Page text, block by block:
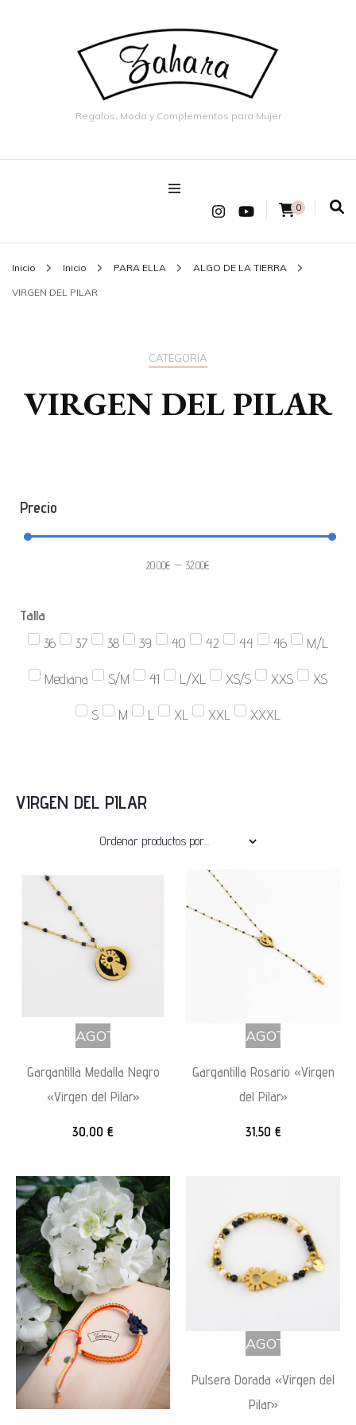
Regalos, Moda y Complementos para Mujer
0
Inicio Inicio PARA ELLA ALGO DE LA TIERRA
VIRGEN DEL PILAR
CATEGORÍA
VIRGEN DEL PILAR
Precio
20.00€ — 32.00€
Talla
36
37 38 39 40 42 44 46 M/L
Mediana S/M 41 L/XL XS/S XXS XS
S M L XL XXL XXXL
VIRGEN DEL PILAR
AGOTADO
Gargantilla Medalla Negro
«Virgen del Pilar»
30,00 €
AGOTADO
Gargantilla Rosario «Virgen
del Pilar»
31,50 €
AGOTADO
Pulsera Dorada «Virgen del
Pilar»